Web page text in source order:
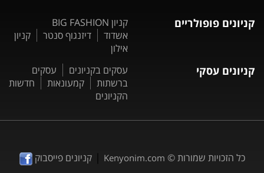
קניונים פופולריים
קניון BIG FASHION
אשדוד
דיזנגוף סנטר
קניון
אילון
קניונים עסקי עסקים בקניונים
עסקים
ברשתות
קמעונאות
חדשות
הקניונים
כל הזכויות שמורות © Kenyonim.com
|קניונים פייסבוק